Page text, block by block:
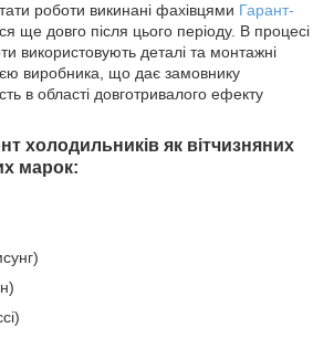
роботи викинані фахівцями Гарант-
ще довго після цього періоду. В процесі
використовують деталі та монтажні
виробника, що дає замовнику
в області довготривалого ефекту
холодильників як вітчизняних
марок: